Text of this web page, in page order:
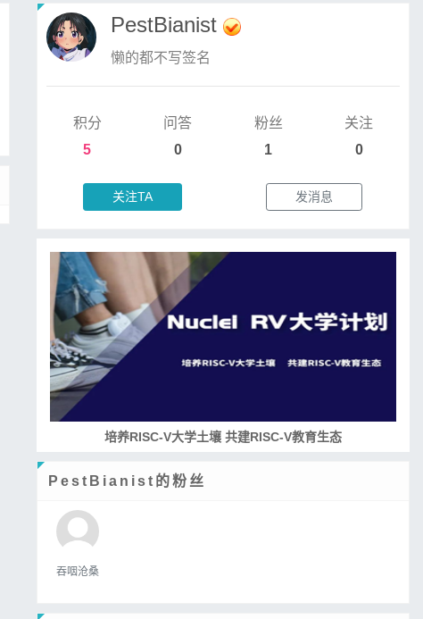
PestBianist
懒的都不写签名
积分
5
问答
0
粉丝
1
关注
0
关注TA 发消息
培养RISC-V大学土壤 共建RISC-V教育生态
PestBianist的粉丝
吞咽沧桑